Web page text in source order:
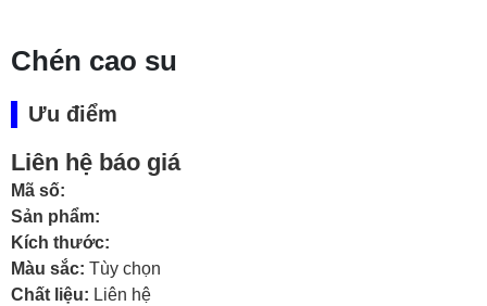
Chén cao su
Ưu điểm
Liên hệ báo giá
Mã số:
Sản phẩm:
Kích thước:
Màu sắc: Tùy chọn
Chất liệu: Liên hệ